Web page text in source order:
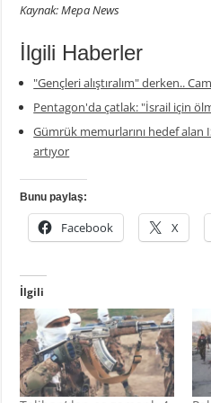
Kaynak: Mepa News
İlgili Haberler
"Gençleri alıştıralım" derken..
Pentagon'da çatlak: "İsrail için
Gümrük memurlarını hedef alan
artıyor
Bunu paylaş:
Facebook X
İlgili